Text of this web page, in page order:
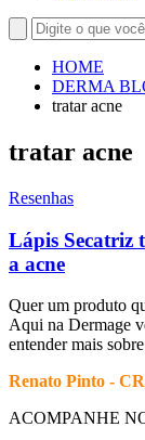
HOME
DERMA
tratar acne
tratar acne
Resenhas
Lápis Secatriz
a acne
Quer um produto
Aqui na Dermage
entender mais
Renato Pinto -
ACOMPANHE